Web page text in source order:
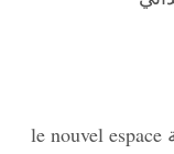
تحميل التوزيع السنوي اللغة الفرنسية le nouvel espace